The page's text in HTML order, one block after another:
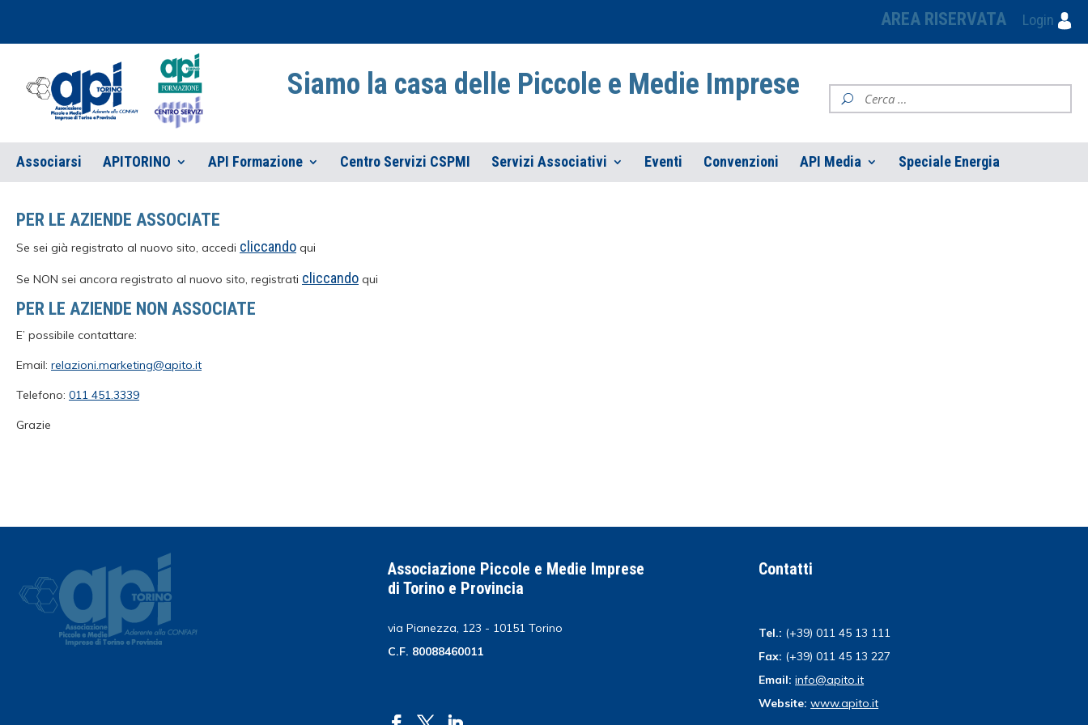
AREA RISERVATA Login
Siamo la casa delle Piccole e Medie Imprese
Associarsi APITORINO API Formazione Centro Servizi CSPMI Servizi Associativi Eventi Convenzioni API Media Speciale Energia
PER LE AZIENDE ASSOCIATE
Se sei già registrato al nuovo sito, accedi cliccando qui
Se NON sei ancora registrato al nuovo sito, registrati cliccando qui
PER LE AZIENDE NON ASSOCIATE
E’ possibile contattare:
Email: relazioni.marketing@apito.it
Telefono: 011 451.3339
Grazie
Associazione Piccole e Medie Imprese
di Torino e Provincia
via Pianezza, 123 - 10151 Torino
C.F. 80088460011
Contatti
Tel.: (+39) 011 45 13 111
Fax: (+39) 011 45 13 227
Email: info@apito.it
Website: www.apito.it